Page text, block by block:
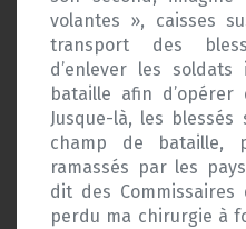
volantes », caisses
transport des
d’enlever les
bataille afin
Jusque-là, les
champ de bataille,
ramassés par les
dit des
perdu ma chirurgie à